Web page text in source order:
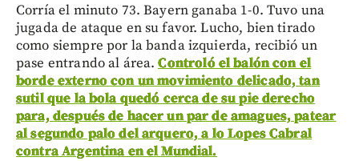
Corría el minuto 73. Bayern ganaba 1-0. Tuvo una
jugada de ataque en su favor. Lucho, bien tirado
como siempre por la banda izquierda, recibió un
pase entrando al área.Controló el balón con el
borde externo con un movimiento delicado, tan
sutil que la bola quedó cerca de su pie derecho
para, después de hacer un par de amagues, patear
al segundo palo del arquero, a lo Lopes Cabral
contra Argentina en el Mundial.